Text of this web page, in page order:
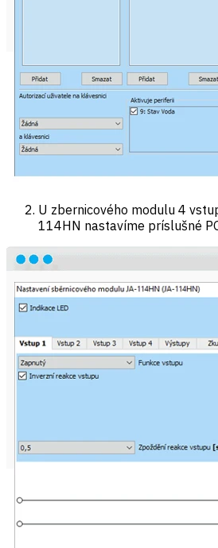
U zbernicového modulu 4
114HN nastavíme príslušné